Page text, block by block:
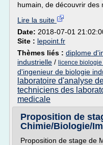
humain, de découvrir des
Lire la suite
Date: 2018-07-01
Site : lepoint.fr
Thèmes liés : diplome
industrielle / licence
d'ingenieur de biologie
laboratoire d'analyse
techniciens des
medicale
Proposition de
Chimie/Biologie/
Proposition de stage de